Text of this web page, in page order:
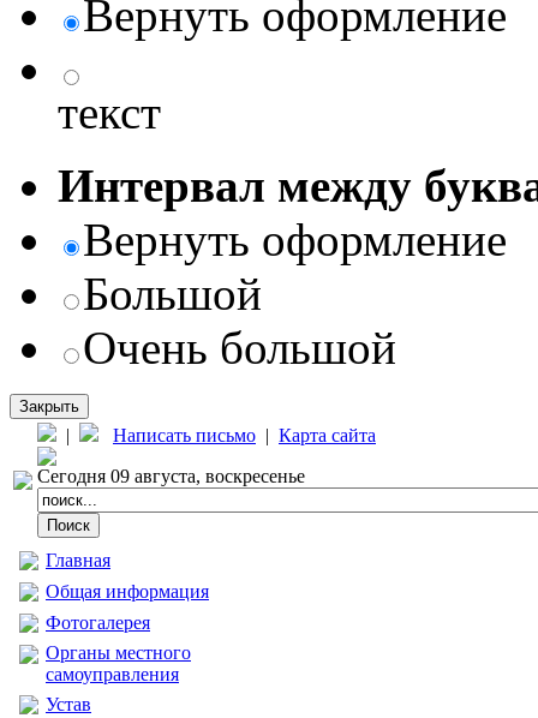
Вернуть оформление
текст
Интервал между
Вернуть оформление
Большой
Очень большой
Закрыть
| Написать письмо | Карта сайта
Сегодня 09 августа, воскресенье
Главная
Общая информация
Фотогалерея
Органы местного
самоуправления
Устав